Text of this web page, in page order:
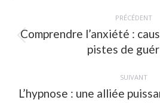
PRÉCÉDENT
Article
Comprendre l’anxiété :
pistes de
SUIVANT
Article
L’hypnose : une alliée